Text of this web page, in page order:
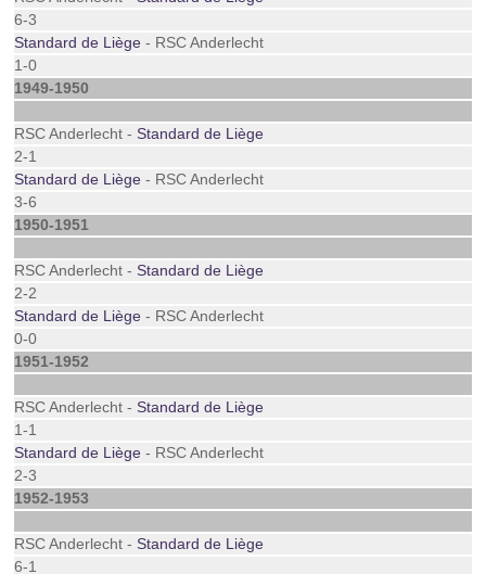
6-3
Standard de Liège - RSC Anderlecht
1-0
1949-1950
RSC Anderlecht -Standard de Liège
2-1
Standard de Liège - RSC Anderlecht
3-6
1950-1951
RSC Anderlecht -Standard de Liège
2-2
Standard de Liège - RSC Anderlecht
0-0
1951-1952
RSC Anderlecht -Standard de Liège
1-1
Standard de Liège - RSC Anderlecht
2-3
1952-1953
RSC Anderlecht -Standard de Liège
6-1